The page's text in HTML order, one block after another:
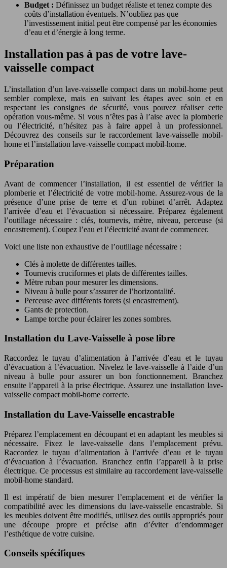
Budget : Définissez un budget réaliste et tenez compte des
coûts d’installation éventuels. N’oubliez pas que
l’investissement initial peut être compensé par les économies
d’eau et d’énergie à long terme.
Installation pas à pas de votre lave-
vaisselle compact
L’installation d’un lave-vaisselle compact dans un mobil-home peut
sembler complexe, mais en suivant les étapes avec soin et en
respectant les consignes de sécurité, vous pouvez réaliser cette
opération vous-même. Si vous n’êtes pas à l’aise avec la plomberie
ou l’électricité, n’hésitez pas à faire appel à un professionnel.
Découvrez des conseils sur le raccordement lave-vaisselle mobil-
home et l’installation lave-vaisselle compact mobil-home.
Préparation
Avant de commencer l’installation, il est essentiel de vérifier la
plomberie et l’électricité de votre mobil-home. Assurez-vous de la
présence d’une prise de terre et d’un robinet d’arrêt. Adaptez
l’arrivée d’eau et l’évacuation si nécessaire. Préparez également
l’outillage nécessaire : clés, tournevis, mètre, niveau, perceuse (si
encastrement). Coupez l’eau et l’électricité avant de commencer.
Voici une liste non exhaustive de l’outillage nécessaire :
Clés à molette de différentes tailles.
Tournevis cruciformes et plats de différentes tailles.
Mètre ruban pour mesurer les dimensions.
Niveau à bulle pour s’assurer de l’horizontalité.
Perceuse avec différents forets (si encastrement).
Gants de protection.
Lampe torche pour éclairer les zones sombres.
Installation du Lave-Vaisselle à pose libre
Raccordez le tuyau d’alimentation à l’arrivée d’eau et le tuyau
d’évacuation à l’évacuation. Nivelez le lave-vaisselle à l’aide d’un
niveau à bulle pour assurer un bon fonctionnement. Branchez
ensuite l’appareil à la prise électrique. Assurez une installation lave-
vaisselle compact mobil-home correcte.
Installation du Lave-Vaisselle encastrable
Préparez l’emplacement en découpant et en adaptant les meubles si
nécessaire. Fixez le lave-vaisselle dans l’emplacement prévu.
Raccordez le tuyau d’alimentation à l’arrivée d’eau et le tuyau
d’évacuation à l’évacuation. Branchez enfin l’appareil à la prise
électrique. Ce processus est similaire au raccordement lave-vaisselle
mobil-home standard.
Il est impératif de bien mesurer l’emplacement et de vérifier la
compatibilité avec les dimensions du lave-vaisselle encastrable. Si
les meubles doivent être modifiés, utilisez des outils appropriés pour
une découpe propre et précise afin d’éviter d’endommager
l’esthétique de votre cuisine.
Conseils spécifiques